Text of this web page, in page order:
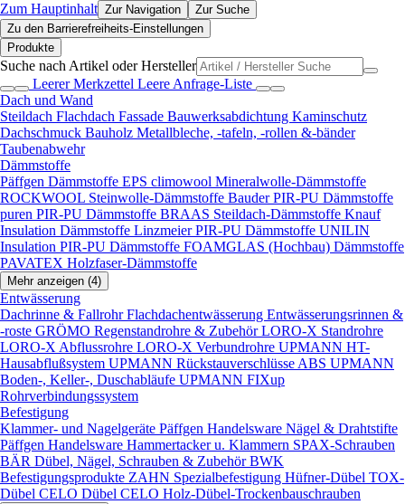
Zum Hauptinhalt Zur Navigation
Zur Suche
Zu den Barrierefreiheits-Einstellungen
Produkte
Suche nach Artikel oder Hersteller
Leerer Merkzettel Leere Anfrage-Liste
Dach und Wand
Steildach Flachdach Fassade Bauwerksabdichtung Kaminschutz
Dachschmuck Bauholz Metallbleche, -tafeln, -rollen &-bänder
Taubenabwehr
Dämmstoffe
Päffgen Dämmstoffe EPS climowool Mineralwolle-Dämmstoffe
ROCKWOOL Steinwolle-Dämmstoffe Bauder PIR-PU Dämmstoffe
puren PIR-PU Dämmstoffe BRAAS Steildach-Dämmstoffe Knauf
Insulation Dämmstoffe Linzmeier PIR-PU Dämmstoffe UNILIN
Insulation PIR-PU Dämmstoffe FOAMGLAS (Hochbau) Dämmstoffe
PAVATEX Holzfaser-Dämmstoffe
Mehr anzeigen (4)
Entwässerung
Dachrinne & FallrohrFlachdachentwässerung Entwässerungsrinnen &
-roste GRÖMO Regenstandrohre & ZubehörLORO-X Standrohre
LORO-X Abflussrohre LORO-X Verbundrohre UPMANN HT-
Hausabflußsystem UPMANN Rückstauverschlüsse ABS UPMANN
Boden-, Keller-, Duschabläufe UPMANN FIXup
Rohrverbindungssystem
Befestigung
Klammer- und Nagelgeräte Päffgen Handelsware Nägel & Drahtstifte
Päffgen Handelsware Hammertacker u. Klammern SPAX-Schrauben
BÄR Dübel, Nägel, Schrauben & ZubehörBWK
Befestigungsprodukte ZAHN Spezialbefestigung Hüfner-Dübel TOX-
Dübel CELO Dübel CELO Holz-Dübel-Trockenbauschrauben